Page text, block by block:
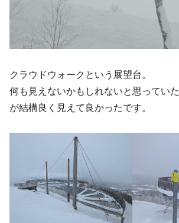
クラウドウォークという展望台。
何も見えないかもしれないと思ってい
が結構良く見えて良かったです。